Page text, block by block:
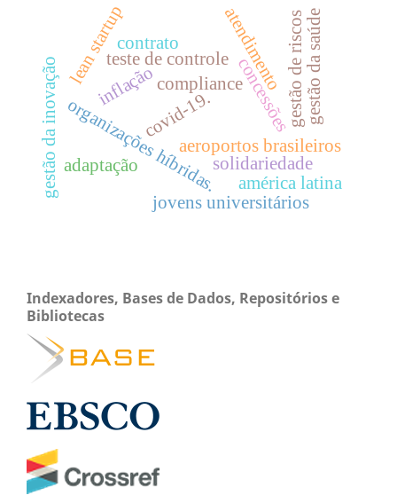
covid-19. concessões
aeroportos brasileiros
organizações híbridas.
teste de controle gestão de riscos
compliance
lean startup
gestão da inovação adaptação
gestão da saúde
atendimento
jovens universitários
solidariedade
contrato
inflação
américa latina
Indexadores, Bases de Dados, Repositórios e
Bibliotecas